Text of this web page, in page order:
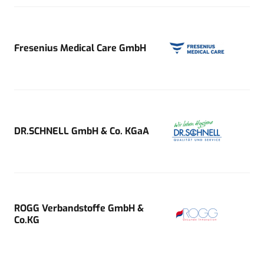
Fresenius Medical Care GmbH
DR.SCHNELL GmbH & Co. KGaA
ROGG Verbandstoffe GmbH &
Co.KG